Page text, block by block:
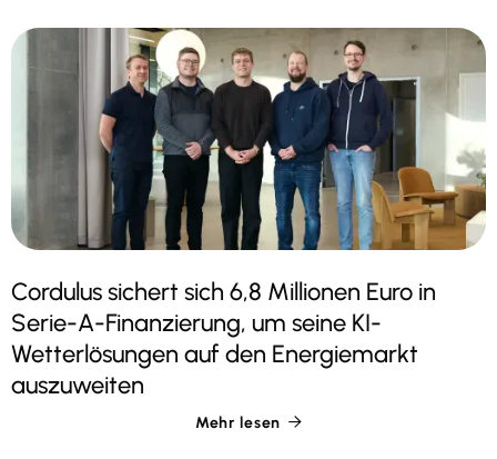
Cordulus sichert sich 6,8 Millionen Euro in
Serie-A-Finanzierung, um seine KI-
Wetterlösungen auf den Energiemarkt
auszuweiten
Mehr lesen 